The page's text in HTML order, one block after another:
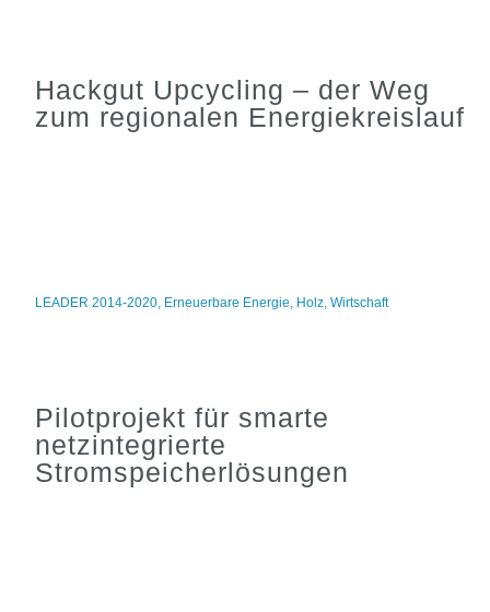
Hackgut Upcycling – der Weg
zum regionalen Energiekreislauf
LEADER 2014-2020, Erneuerbare Energie, Holz,Wirtschaft
Pilotprojekt für smarte
netzintegrierte
Stromspeicherlösungen